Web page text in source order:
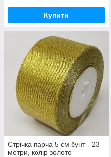
Купити
Стрічка парча 5 см бунт - 23
метри, колір золото